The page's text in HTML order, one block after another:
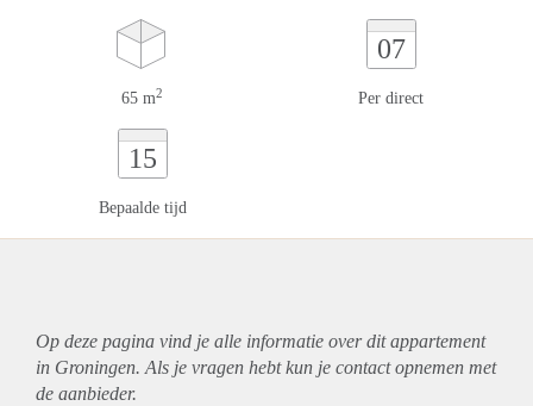
65 m2
07
Per direct
15
Bepaalde tijd
Op deze pagina vind je alle informatie over ditappartement
in Groningen. Als je vragen hebt kun je contact opnemen met
de aanbieder.